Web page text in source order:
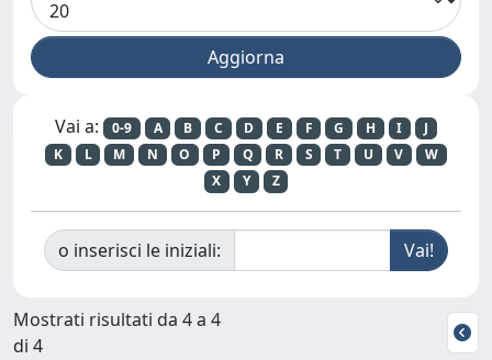
Vai a: 0-9 A B C D E F G H I
J
K
L M N O P Q R S T U V
W
X
Y Z
o inserisci le iniziali:
Mostrati risultati da 4 a 4
di 4